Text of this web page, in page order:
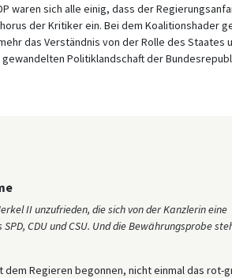
waren sich alle einig, dass der
der Kritiker ein. Bei dem Koalitionshader
das Verständnis von der Rolle des Staates
Politiklandschaft der
II unzufrieden, die sich von der Kanzlerin eine
CDU und CSU. Und die Bewährungsprobe
Regieren begonnen, nicht einmal das rot-